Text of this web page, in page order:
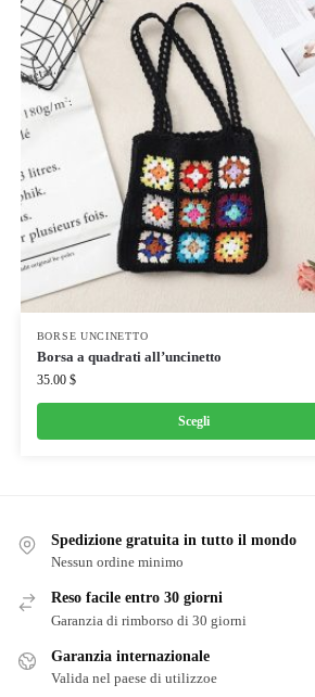
BORSE UNCINETTO
Borsa a quadrati all’uncinetto
35.00 $
Scegli
Spedizione gratuita in tutto il mondo
Nessun ordine minimo
Reso facile entro 30 giorni
Garanzia di rimborso di 30 giorni
Garanzia internazionale
Valida nel paese di utilizzoe